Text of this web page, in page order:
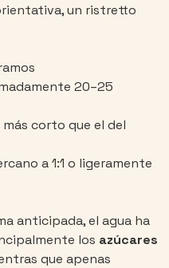
un ristretto
20–25
más corto que el del
a 1:1 o ligeramente
anticipada, el agua ha
los azúcares
que apenas